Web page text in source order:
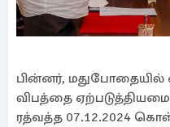
பின்னர், மதுபோதையில்
விபத்தை
ரத்வத்த 07.12.2024